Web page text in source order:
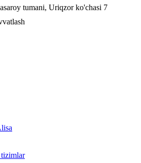
tumani, Uriqzor ko'chasi 7
tizimlar